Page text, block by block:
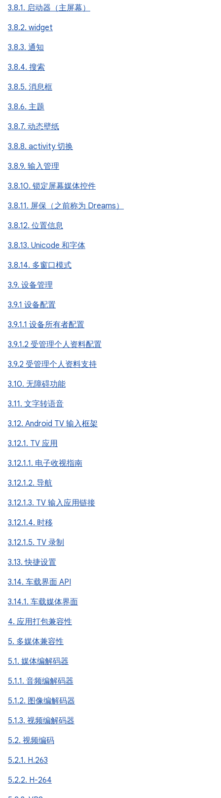
3.8.1. 启动器（主屏幕）
3.8.2. widget
3.8.3. 通知
3.8.4. 搜索
3.8.5. 消息框
3.8.6. 主题
3.8.7. 动态壁纸
3.8.8. activity 切换
3.8.9. 输入管理
3.8.10. 锁定屏幕媒体控件
3.8.11. 屏保（之前称为 Dreams）
3.8.12. 位置信息
3.8.13. Unicode 和字体
3.8.14. 多窗口模式
3.9. 设备管理
3.9.1 设备配置
3.9.1.1 设备所有者配置
3.9.1.2 受管理个人资料配置
3.9.2 受管理个人资料支持
3.10. 无障碍功能
3.11. 文字转语音
3.12. Android TV 输入框架
3.12.1. TV 应用
3.12.1.1. 电子收视指南
3.12.1.2. 导航
3.12.1.3. TV 输入应用链接
3.12.1.4. 时移
3.12.1.5. TV 录制
3.13. 快捷设置
3.14. 车载界面 API
3.14.1. 车载媒体界面
4. 应用打包兼容性
5. 多媒体兼容性
5.1. 媒体编解码器
5.1.1. 音频编解码器
5.1.2. 图像编解码器
5.1.3. 视频编解码器
5.2. 视频编码
5.2.1. H.263
5.2.2. H-264